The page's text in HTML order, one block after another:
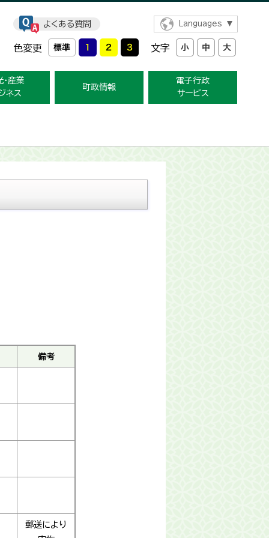
よくある質問 Languages
色変更 文字
・産業
ネス
町政情報
電子行政
サービス
備考
郵送により